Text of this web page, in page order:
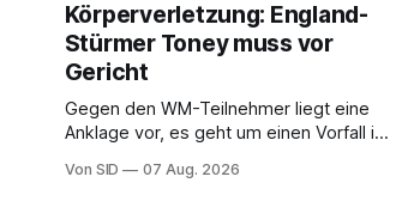
Körperverletzung: England-
Stürmer Toney muss vor
Gericht
Gegen den WM-Teilnehmer liegt eine
Anklage vor, es geht um einen Vorfall in
Von SID 07 Aug. 2026